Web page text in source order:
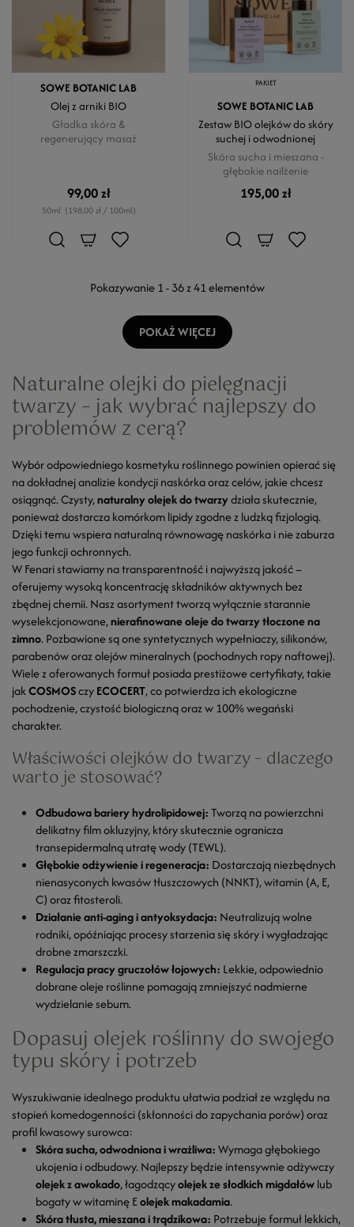
SOWE BOTANIC LAB
Olej z arniki BIO
Gładka skóra &
regenerujący masaż
99,00 zł
50ml (198,00 zł / 100ml)
PAKIET
SOWE BOTANIC LAB
Zestaw BIO olejków do skóry
suchej i odwodnionej
Skóra sucha i mieszana -
głębokie nailżenie
195,00 zł
Pokazywanie 1 - 36 z 41 elementów
POKAŻ WIĘCEJ
Naturalne olejki do pielęgnacji
twarzy – jak wybrać najlepszy do
problemów z cerą?
Wybór odpowiedniego kosmetyku roślinnego powinien opierać się
na dokładnej analizie kondycji naskórka oraz celów, jakie chcesz
osiągnąć. Czysty,naturalny olejek do twarzydziała skutecznie,
ponieważ dostarcza komórkom lipidy zgodne z ludzką fizjologią.
Dzięki temu wspiera naturalną równowagę naskórka i nie zaburza
jego funkcji ochronnych.
W Fenari stawiamy na transparentność i najwyższą jakość –
oferujemy wysoką koncentrację składników aktywnych bez
zbędnej chemii. Nasz asortyment tworzą wyłącznie starannie
wyselekcjonowane,nierafinowane oleje do twarzy tłoczone na
zimno. Pozbawione są one syntetycznych wypełniaczy, silikonów,
parabenów oraz olejów mineralnych (pochodnych ropy naftowej).
Wiele z oferowanych formuł posiada prestiżowe certyfikaty, takie
jakCOSMOSczyECOCERT, co potwierdza ich ekologiczne
pochodzenie, czystość biologiczną oraz w 100% wegański
charakter.
Właściwości olejków do twarzy – dlaczego
warto je stosować?
Odbudowa bariery hydrolipidowej:Tworzą na powierzchni
delikatny film okluzyjny, który skutecznie ogranicza
transepidermalną utratę wody (TEWL).
Głębokie odżywienie i regeneracja: Dostarczają niezbędnych
nienasyconych kwasów tłuszczowych (NNKT), witamin (A, E,
C) oraz fitosteroli.
Działanie anti-aging i antyoksydacja: Neutralizują wolne
rodniki, opóźniając procesy starzenia się skóry i wygładzając
drobne zmarszczki.
Regulacja pracy gruczołów łojowych: Lekkie, odpowiednio
dobrane oleje roślinne pomagają zmniejszyć nadmierne
wydzielanie sebum.
Dopasuj olejek roślinny do swojego
typu skóry i potrzeb
Wyszukiwanie idealnego produktu ułatwia podział ze względu na
stopień komedogenności (skłonności do zapychania porów) oraz
profil kwasowy surowca:
Skóra sucha, odwodniona i wrażliwa:Wymaga głębokiego
ukojenia i odbudowy. Najlepszy będzie intensywnie odżywczy
olejek z awokado, łagodzącyolejek ze słodkich migdałówlub
bogaty w witaminę Eolejek makadamia.
Skóra tłusta, mieszana i trądzikowa: Potrzebuje formuł lekkich,